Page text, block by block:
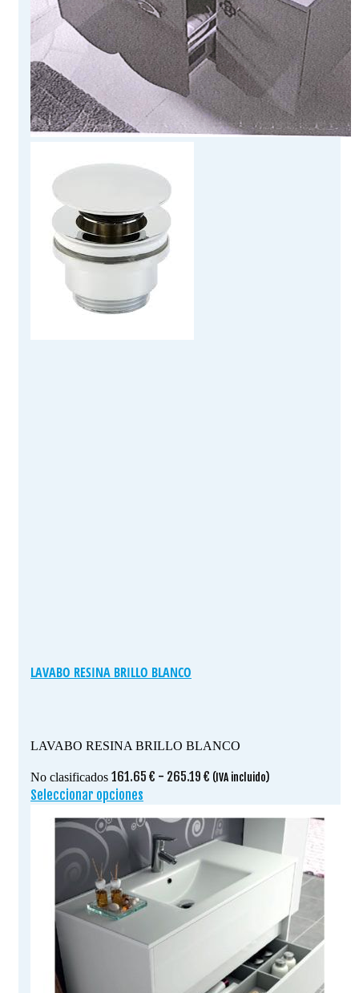
LAVABO RESINA BRILLO BLANCO
LAVABO RESINA BRILLO BLANCO
No clasificados 161.65 € - 265.19 € Rango
desde
161.65 €
hasta
265.19 €
(IVA incluido)
Seleccionar opciones
tiene
múltiples
variantes.
Las
opciones
pueden
elegir